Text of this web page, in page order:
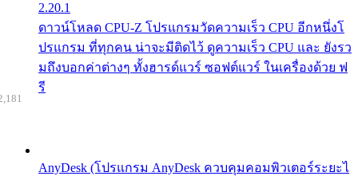
2.20.1
ดาวน์โหลด CPU-Z โปรแกรมวัดความเร็ว CPU อีกหนึ่งโ
ปรแกรม ที่ทุกคน น่าจะมีติดไว้ ดูความเร็ว CPU และ ยังรว
มถึงบอกค่าต่างๆ ทั้งฮารด์แวร์ ซอฟต์แวร์ ในเครื่องด้วย ฟ
รี
AnyDesk (โปรแกรม AnyDesk ควบคุมคอมพิวเตอร์ระยะไ